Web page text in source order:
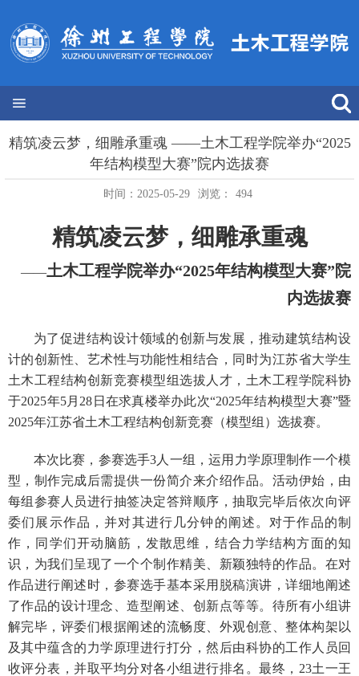
精筑凌云梦，细雕承重魂 ——土木工程学院举办“2025
年结构模型大赛”院内选拔赛
时间：2025-05-29 浏览： 494
精筑凌云梦，细雕承重魂
——土木工程学院举办“2025年结构模型大赛”院
内选拔赛
为了促进结构设计领域的创新与发展，推动建筑结构设
计的创新性、艺术性与功能性相结合，同时为江苏省大学生
土木工程结构创新竞赛模型组选拔人才，土木工程学院科协
于2025年5月 28 日在求真楼举办此次“2025年结构模型大赛”暨
2025年江苏省土木工程结构创新竞赛（模型组）选拔赛。
本次比赛，参赛选手3 人一组，运用力学原理制作一个模
型，制作完成后需提供一份简介来介绍作品。活动伊始，由
每组参赛人员进行抽签决定答辩顺序，抽取完毕后依次向评
委们展示作品，并对其进行几分钟的阐述。对于作品的制
作，同学们开动脑筋，发散思维，结合力学结构方面的知
识，为我们呈现了一个个制作精美、新颖独特的作品。在对
作品进行阐述时，参赛选手基本采用脱稿演讲，详细地阐述
了作品的设计理念、造型阐述、创新点等等。待所有小组讲
解完毕，评委们根据阐述的流畅度、外观创意、整体构架以
及其中蕴含的力学原理进行打分，然后由科协的工作人员回
收评分表，并取平均分对各小组进行排名。最终， 23土一王